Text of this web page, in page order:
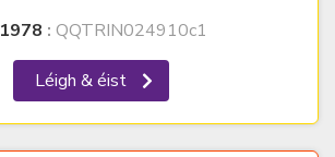
1978 : QQTRIN024910c1
Léigh & éist